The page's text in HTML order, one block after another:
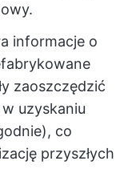
informacje o
zaoszczędzić
uzyskaniu
co
przyszłych